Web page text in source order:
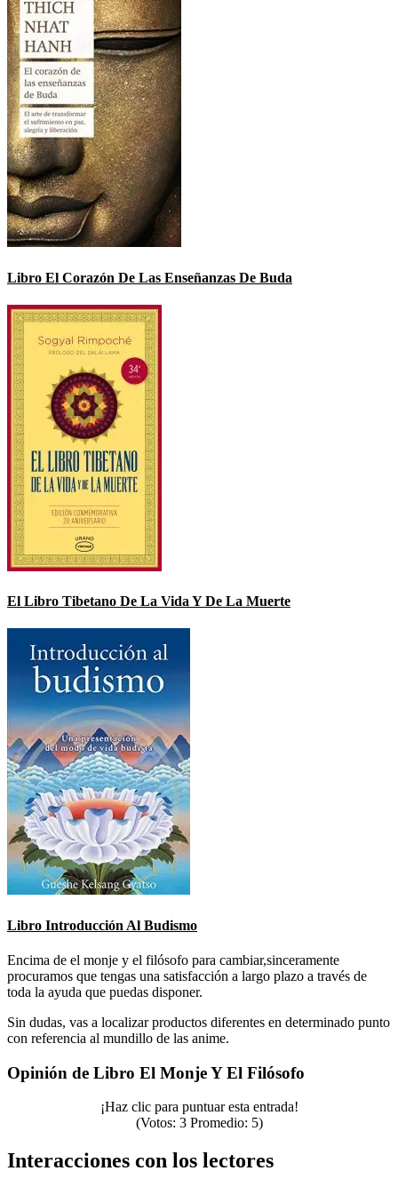
Libro El Corazón De Las Enseñanzas De Buda
El Libro Tibetano De La Vida Y De La Muerte
Libro Introducción Al Budismo
Encima de el monje y el filósofo para cambiar,sinceramente
procuramos que tengas una satisfacción a largo plazo a través de
toda la ayuda que puedas disponer.
Sin dudas, vas a localizar productos diferentes en determinado punto
con referencia al mundillo de las anime.
Opinión de Libro El Monje Y El Filósofo
¡Haz clic para puntuar esta entrada!
(Votos: 3Promedio: 5)
Interacciones con los lectores